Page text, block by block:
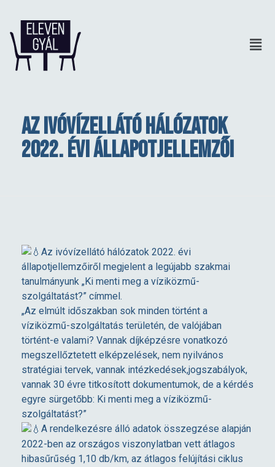
Az ivóvízellátó hálózatok
2022. évi állapotjellemzői
A
z
i
v
ó
v
í
Az ivóvízellátó hálózatok 2022. évi
állapotjellemzőiről megjelent a legújabb szakmai
tanulmányunk „Ki menti meg a víziközmű-
szolgáltatást?” címmel.
„Az elmúlt időszakban sok minden történt a
víziközmű-szolgáltatás területén, de valójában
történt-e valami? Vannak díjképzésre vonatkozó
megszellőztetett elképzelések, nem nyilvános
stratégiai tervek, vannak intézkedések,jogszabályok,
vannak 30 évre titkosított dokumentumok, de a kérdés
egyre sürgetőbb: Ki menti meg a víziközmű-
szolgáltatást?”
A rendelkezésre álló adatok összegzése alapján
2022-ben az országos viszonylatban vett átlagos
hibasűrűség 1,10 db/km, az átlagos felújítási ciklus